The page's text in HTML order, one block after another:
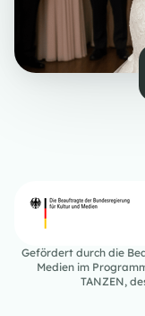
Gefördert durch die
Medien im
TANZEN,